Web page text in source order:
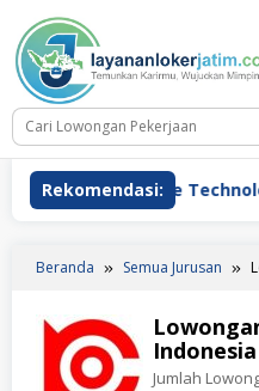
konten
Rekomendasi:
Kerja PT Smoore
Beranda Semua Jurusan
Indonesia
Jumlah